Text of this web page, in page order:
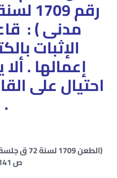
مدنى ) :
الإثبات
إعمالها .
احتيال على
.
ص 1141)